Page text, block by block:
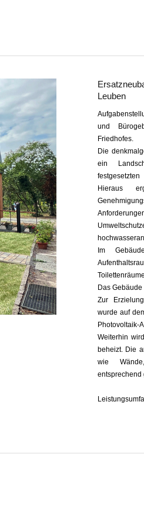
Leuben
und
Friedhofes.
Die
ein
Hieraus
Im
Das
Zur
wurde auf
Weiterhin
beheizt. Die
wie
entsprechend